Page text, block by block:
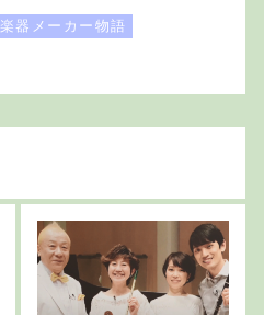
楽器メーカー物語